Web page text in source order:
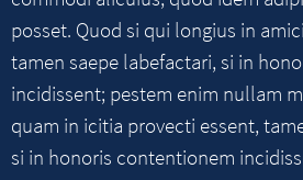
posset. Quod si qui longius in
tamen saepe labefactari, si in
incidissent; pestem enim nullam
quam in icitia provecti essent,
si in honoris contentionem